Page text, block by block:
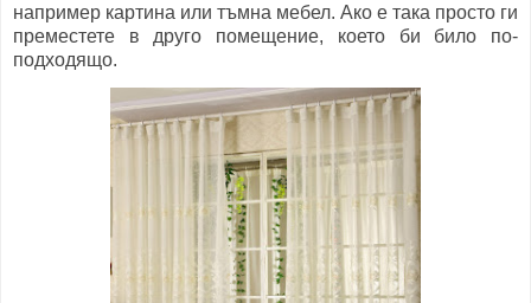
например картина или тъмна мебел. Ако е така просто ги
преместете в друго помещение, което би било по-
подходящо.